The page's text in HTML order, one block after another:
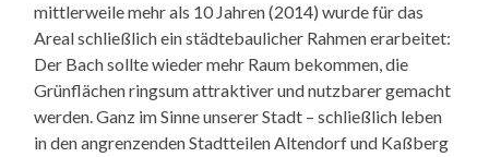
mittlerweile mehr als 10 Jahren (2014) wurde für das
Areal schließlich ein städtebaulicher Rahmen erarbeitet:
Der Bach sollte wieder mehr Raum bekommen, die
Grünflächen ringsum attraktiver und nutzbarer gemacht
werden. Ganz im Sinne unserer Stadt – schließlich leben
in den angrenzenden Stadtteilen Altendorf und Kaßberg